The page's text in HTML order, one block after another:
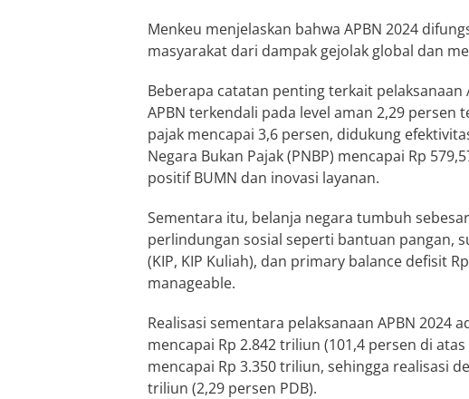
Menkeu menjelaskan bahwa APBN 2024
masyarakat dari dampak gejolak global dan
Beberapa catatan penting terkait
APBN terkendali pada level aman 2,29
pajak mencapai 3,6 persen, didukung
Negara Bukan Pajak (PNBP) mencapai Rp
positif BUMN dan inovasi layanan.
Sementara itu, belanja negara tumbuh
perlindungan sosial seperti bantuan pangan,
(KIP, KIP Kuliah), dan primary balance defisit
manageable.
Realisasi sementara pelaksanaan APBN 2024
mencapai Rp 2.842 triliun (101,4 persen di
mencapai Rp 3.350 triliun, sehingga realisasi
triliun (2,29 persen PDB).